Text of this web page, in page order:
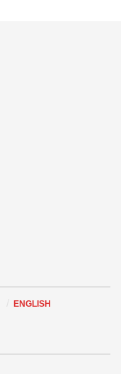
ENGLISH